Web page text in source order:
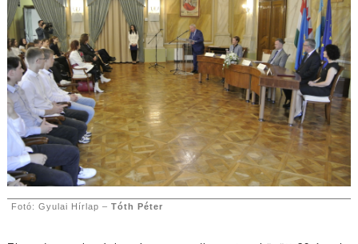
Fotó: Gyulai Hírlap – Tóth Péter